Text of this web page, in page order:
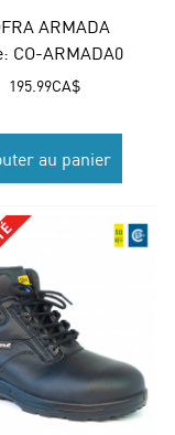
ARMADA
CO-ARMADA0
CA$
195.99
au panier